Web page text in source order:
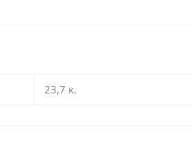
23,7 κ.